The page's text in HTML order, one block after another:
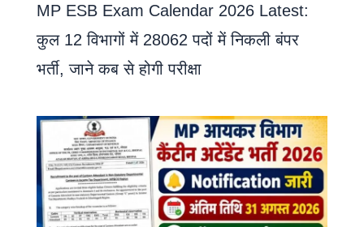
MP ESB Exam Calendar 2026 Latest:
कुल 12 विभागों में 28062 पदों में निकली बंपर
भर्ती, जाने कब से होगी परीक्षा